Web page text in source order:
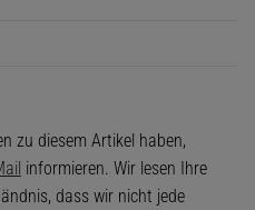
zu diesem Artikel haben,
informieren. Wir lesen Ihre
dass wir nicht jede